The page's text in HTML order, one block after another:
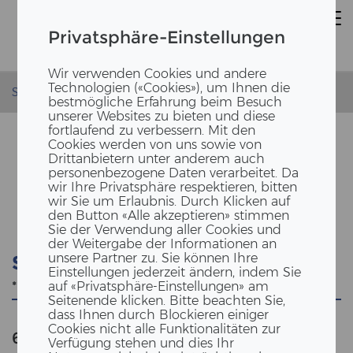
Privatsphäre-Einstellungen
Wir verwenden Cookies und andere
Technologien («Cookies»), um Ihnen die
bestmögliche Erfahrung beim Besuch
unserer Websites zu bieten und diese
fortlaufend zu verbessern. Mit den
Cookies werden von uns sowie von
Drittanbietern unter anderem auch
personenbezogene Daten verarbeitet. Da
wir Ihre Privatsphäre respektieren, bitten
wir Sie um Erlaubnis. Durch Klicken auf
den Button «Alle akzeptieren» stimmen
Sie der Verwendung aller Cookies und
der Weitergabe der Informationen an
unsere Partner zu. Sie können Ihre
Einstellungen jederzeit ändern, indem Sie
auf «Privatsphäre-Einstellungen» am
Seitenende klicken. Bitte beachten Sie,
dass Ihnen durch Blockieren einiger
Cookies nicht alle Funktionalitäten zur
Verfügung stehen und dies Ihr
Startseite
SUCHE
Suche
692 Anzahl der Ergebnisse""